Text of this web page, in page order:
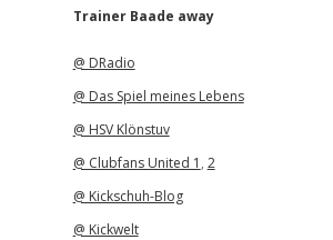
iTrainer Baade away
@ DRadio
@ Das Spiel meines Lebens
@ HSV Klönstuv
@ Clubfans United 1 , 2
@ Kickschuh-Blog
@ Kickwelt